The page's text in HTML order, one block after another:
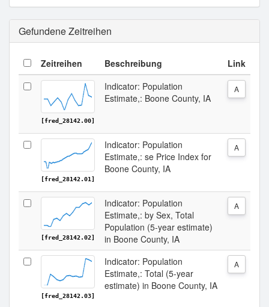
Gefundene Zeitreihen
Zeitreihen Beschreibung Link
[fred_28142.00]
Indicator: Population
Estimate,: Boone County, IA
A
[fred_28142.01]
Indicator: Population
Estimate,: se Price Index for
Boone County, IA
A
[fred_28142.02]
Indicator: Population
Estimate,: by Sex, Total
Population (5-year estimate)
in Boone County, IA
A
[fred_28142.03]
Indicator: Population
Estimate,: Total (5-year
estimate) in Boone County, IA
A